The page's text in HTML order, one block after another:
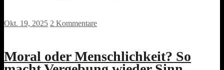
Okt. 19, 2025 2 Kommentare
Moral oder Menschlichkeit? So